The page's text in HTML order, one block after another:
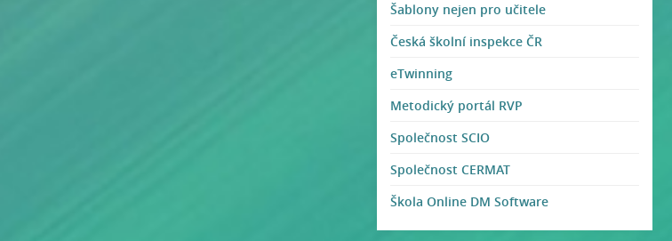
Šablony nejen pro učitele
Česká školní inspekce ČR
eTwinning
Metodický portál RVP
Společnost SCIO
Společnost CERMAT
Škola Online DM Software